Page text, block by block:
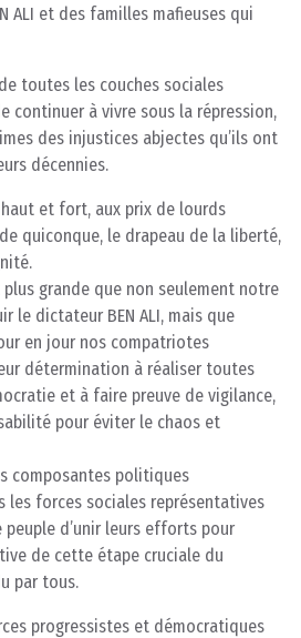
ALI et des familles mafieuses qui
toutes les couches sociales
continuer à vivre sous la répression,
des injustices abjectes qu’ils ont
décennies.
et fort, aux prix de lourds
quiconque, le drapeau de la liberté,
grande que non seulement notre
le dictateur BEN ALI, mais que
en jour nos compatriotes
détermination à réaliser toutes
et à faire preuve de vigilance,
pour éviter le chaos et
composantes politiques
forces sociales représentatives
d’unir leurs efforts pour
de cette étape cruciale du
par tous.
progressistes et démocratiques